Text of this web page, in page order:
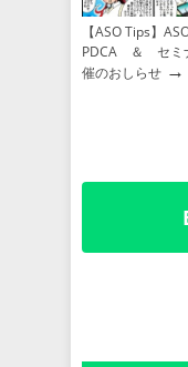
【ASO Tips】
PDCA ＆ セミ
催のおしらせ →